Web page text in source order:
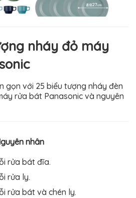
nháy đỏ máy
gọn với 25 biểu tượng nháy đèn
rửa bát Panasonic và nguyên
nhân
rửa bát đĩa.
rửa ly.
rửa bát và chén ly.